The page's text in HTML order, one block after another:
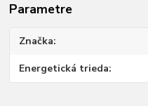
Parametre
Značka
Energetická trieda